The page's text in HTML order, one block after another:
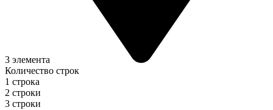
3 элемента
Количество строк
1 строка
2 строки
3 строки